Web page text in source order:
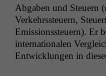
Abgaben und Steuern
Verkehrss­teuern,
Emis­sion­ss­teuern). Er bein­hal­tet zudem einen
inter­na­tionalen
Entwick­lun­gen in